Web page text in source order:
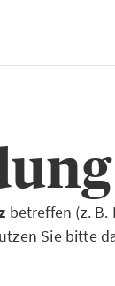
betreffen (z.
Sie bitte